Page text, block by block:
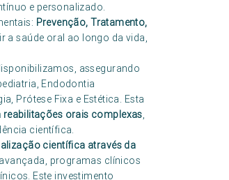
e personalizado.
Prevenção, Tratamento,
a saúde oral ao longo da vida,
assegurando
Endodontia
Prótese Fixa e Estética. Esta
reabilitações orais complexas,
científica.
científica através da
programas clínicos
Este investimento